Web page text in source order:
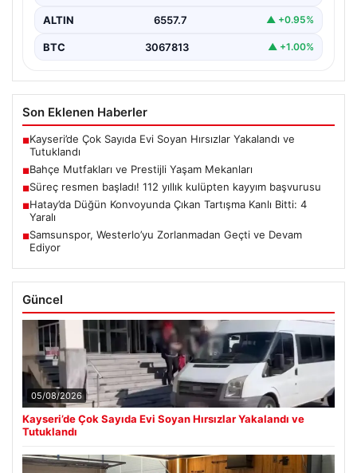
ALTIN 6557.7 ▲ +0.95%
BTC 3067813 ▲ +1.00%
Son Eklenen Haberler
■Kayseri’de Çok Sayıda Evi Soyan Hırsızlar Yakalandı ve
Tutuklandı
■Bahçe Mutfakları ve Prestijli Yaşam Mekanları
■Süreç resmen başladı! 112 yıllık kulüpten kayyım başvurusu
■Hatay’da Düğün Konvoyunda Çıkan Tartışma Kanlı Bitti: 4
Yaralı
■Samsunspor, Westerlo’yu Zorlanmadan Geçti ve Devam
Ediyor
Güncel
05/08/2026
Kayseri’de Çok Sayıda Evi Soyan Hırsızlar Yakalandı ve
Tutuklandı